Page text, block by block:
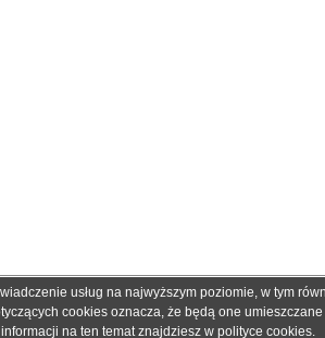
właścicieli i zostały użyte wyłącznie w celach
nie zawierają braków lub błędów, które jednak nie
z handlowcem przed podjęciem decyzji o zakupie.
usług na najwyższym poziomie, w tym
cookies oznacza, że będą one
na ten temat znajdziesz w polityce cookies.